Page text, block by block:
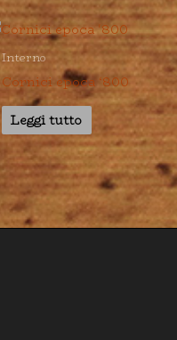
Interno
Cornici epoca ‘800
Leggi tutto